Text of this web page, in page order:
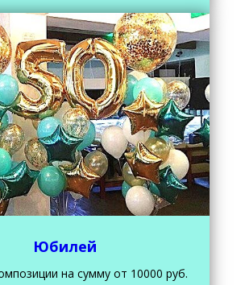
Юбилей
на сумму от 10000 руб.